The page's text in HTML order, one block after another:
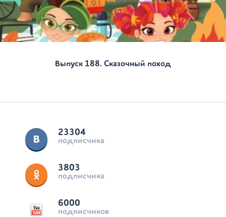
Выпуск 188. Сказочный поход
23304
подписчика
3803
подписчика
6000
подписчиков